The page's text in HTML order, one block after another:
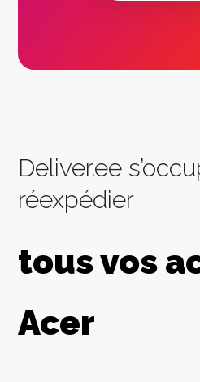
Deliver.ee
réexpédier
tous vos
Acer